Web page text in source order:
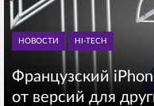
НОВОСТИ HI-TECH
Французский
от версий для